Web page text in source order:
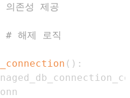
의존성 제공
# 해제 로직
( ) :